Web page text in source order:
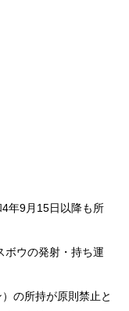
4年9月15日以降も所
ボウの発射・持ち運
の所持が原則禁止と